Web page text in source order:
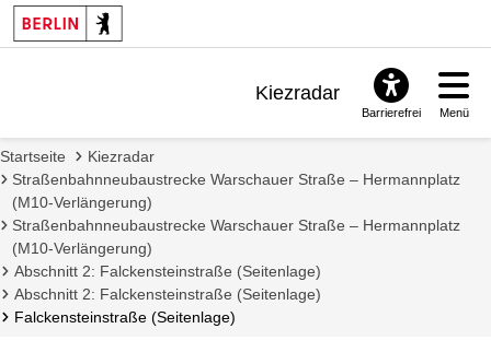
Kiezradar
Barrierefrei Menü
Startseite
Kiezradar
Straßenbahnneubaustrecke Warschauer Straße – Hermannplatz
(M10-Verlängerung)
Straßenbahnneubaustrecke Warschauer Straße – Hermannplatz
(M10-Verlängerung)
Abschnitt 2: Falckensteinstraße (Seitenlage)
Abschnitt 2: Falckensteinstraße (Seitenlage)
Falckensteinstraße (Seitenlage)